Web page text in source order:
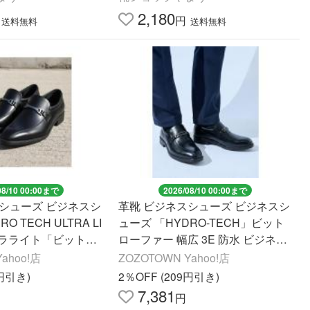
送料無料 2,180円 送料無料
10 00:00まで
ューズ ビジネスシ
TECH ULTRA LI
ライト「ビットロ
幅広 3E 軽量「24.
メンズ
店
引き)
2026/08/10 00:00まで
革靴 ビジネスシューズ ビジネスシ
ューズ 「HYDRO-TECH」ビット
ローファー 幅広 3E 防水 ビジネス
シューズ メンズ
ZOZOTOWN Yahoo!店
2％OFF (209円引き)
7,381 円